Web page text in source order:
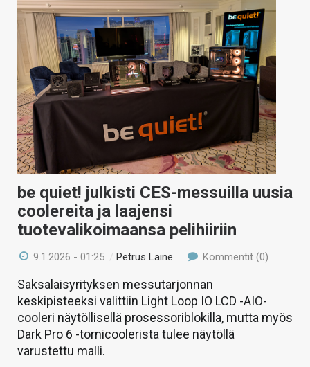
be quiet! julkisti CES-messuilla uusia
coolereita ja laajensi
tuotevalikoimaansa pelihiiriin
9.1.2026 - 01:25 /Petrus Laine Kommentit (0)
Saksalaisyrityksen messutarjonnan
keskipisteeksi valittiin Light Loop IO LCD -AIO-
cooleri näytöllisellä prosessoriblokilla, mutta myös
Dark Pro 6 -tornicoolerista tulee näytöllä
varustettu malli.